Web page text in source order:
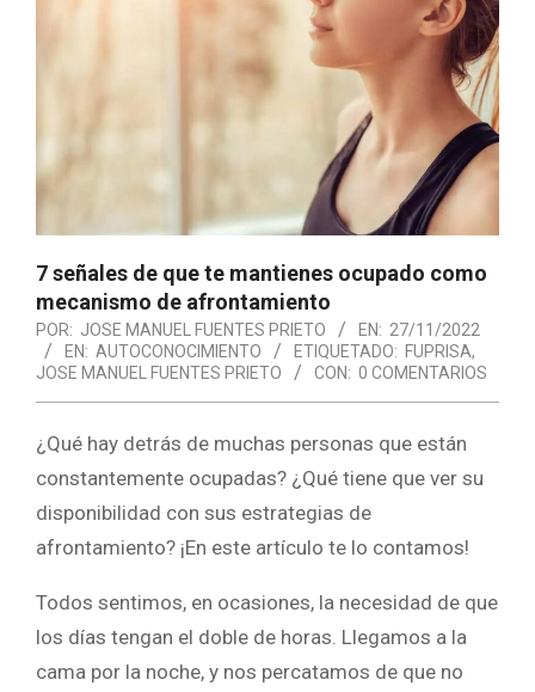
7 señales de que te mantienes ocupado como
mecanismo de afrontamiento
POR: JOSE MANUEL FUENTES PRIETO EN: 27/11/2022
EN: AUTOCONOCIMIENTO ETIQUETADO: FUPRISA,
JOSE MANUEL FUENTES PRIETO
CON: 0 COMENTARIOS
¿Qué hay detrás de muchas personas que están
constantemente ocupadas? ¿Qué tiene que ver su
disponibilidad con sus estrategias de
afrontamiento? ¡En este artículo te lo contamos!
Todos sentimos, en ocasiones, la necesidad de que
los días tengan el doble de horas. Llegamos a la
cama por la noche, y nos percatamos de que no